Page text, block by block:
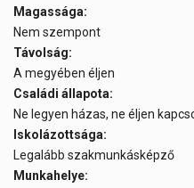
Magassága:
Nem szempont
Távolság:
A megyében éljen
Családi állapota:
Ne legyen házas, ne éljen
Iskolázottsága:
Legalább szakmunkásképző
Munkahelye: